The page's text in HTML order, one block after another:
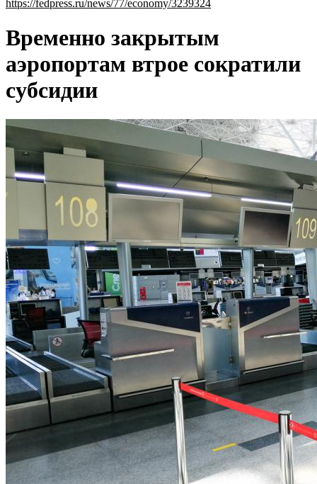
https://fedpress.ru/news/77/economy/3239324
Временно закрытым
аэропортам втрое сократили
субсидии